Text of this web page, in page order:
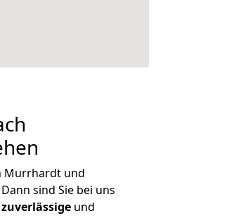
Murrhardt und
Dann sind Sie bei uns
zuverlässige und